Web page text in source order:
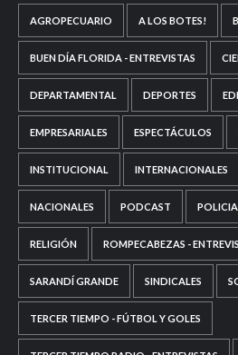
AGROPECUARIO A LOS BOTES!
BUEN DÍA FLORIDA - ENTREVISTAS
DEPARTAMENTAL DEPORTES
EMPRESARIALES ESPECTÁCULOS
INSTITUCIONAL INTERNACIONALES
NACIONALES PODCAST
RELIGIÓN ROMPECABEZAS -
SARANDÍ GRANDE SINDICALES
TERCER TIEMPO - FÚTBOL Y GOLES